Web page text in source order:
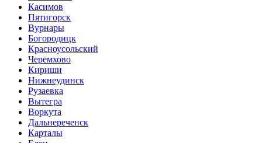
Касимов
Пятигорск
Вурнары
Богородицк
Красноусольский
Черемхово
Кириши
Нижнеудинск
Рузаевка
Вытегра
Воркута
Дальнереченск
Карталы